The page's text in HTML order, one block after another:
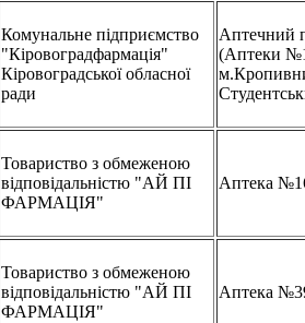
Комунальне підприємство
"Кіровоградфармація"
Кіровоградської обласної
ради
Аптечний
(Аптеки
Товариство з обмеженою
відповідальністю "АЙ ПІ
ФАРМАЦІЯ"
Аптека
Товариство з обмеженою
відповідальністю "АЙ ПІ
ФАРМАЦІЯ"
Аптека